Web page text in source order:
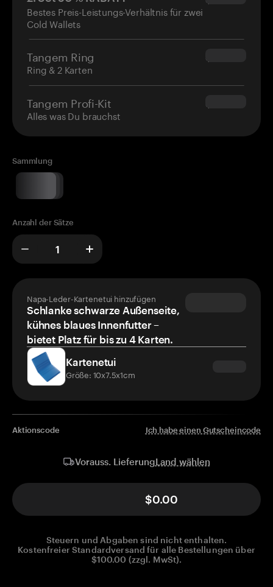
Bestes Preis-Leistungs-Verhältnis für zwei
Cold Wallets
Tangem Ring
Ring & 2 Karten
$160.00
Tangem Profi-Kit
Alles was Du brauchst
$180.00
Sammlung
Anzahl der Sätze
Napa-Leder-Kartenetui hinzufügen
Schlanke schwarze Außenseite,
kühnes blaues Innenfutter –
bietet Platz für bis zu 4 Karten.
Kartenetui
Größe: 10x7.5x1cm
Aktionscode Ich habe einen Gutscheincode
Vorauss. LieferungLand wählen
$0.00
Steuern und Abgaben sind nicht enthalten.
Kostenfreier Standardversand für alle Bestellungen über
$100.00 (zzgl. MwSt).